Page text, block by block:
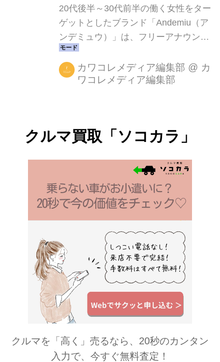
20代後半～30代前半の働く女性をター
ゲットとしたブランド「Andemiu（ア
ンデミュウ）」は、フリーアナウンサ
ー宇垣美里さんが登場する秋の仕事服
のスペシャルコンテンツを9月13日
（金）より、公式WEBストア .st （ド
広げている、今注目の宇垣美里さん
った好印象な着こなし提案していま
アップでビシッと決めて！ 「セットア
ップってどうしても堅苦しい雰囲気が
出ちゃうけど、このタイプはしんどさ
がなくて着心地の良さが抜群...
カワコレメディア編集部 @ カ
ワコレメディア編集部
クルマ買取「ソコカラ」
クルマを「高く」売るなら、20秒のカンタン
入力で、今すぐ無料査定！